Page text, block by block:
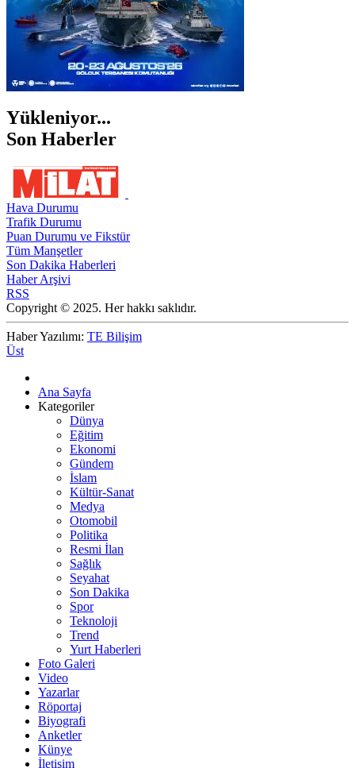
Yükleniyor...
Son Haberler
Hava Durumu
Trafik Durumu
Puan Durumu ve Fikstür
Tüm Manşetler
Son Dakika Haberleri
Haber Arşivi
RSS
Copyright © 2025. Her hakkı saklıdır.
Haber Yazılımı: TE Bilişim
Üst
Ana Sayfa
Kategoriler
Dünya
Eğitim
Ekonomi
Gündem
İslam
Kültür-Sanat
Medya
Otomobil
Politika
Resmi İlan
Sağlık
Seyahat
Son Dakika
Spor
Teknoloji
Trend
Yurt Haberleri
Foto Galeri
Video
Yazarlar
Röportaj
Biyografi
Anketler
Künye
İletişim